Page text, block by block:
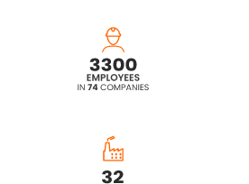
4540W Polyurethaan systeem